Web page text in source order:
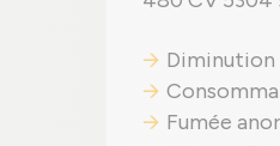
Diminution
Fumée